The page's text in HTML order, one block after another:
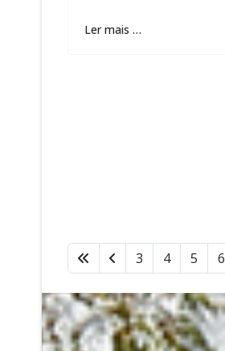
Ler mais …
3 4 5 6